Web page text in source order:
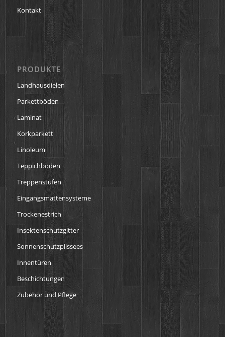
Kontakt
PRODUKTE
Landhausdielen
Parkettböden
Laminat
Korkparkett
Linoleum
Teppichböden
Treppenstufen
Eingangsmattensysteme
Trockenestrich
Insektenschutzgitter
Sonnenschutzplissees
Innentüren
Beschichtungen
Zubehör und Pflege